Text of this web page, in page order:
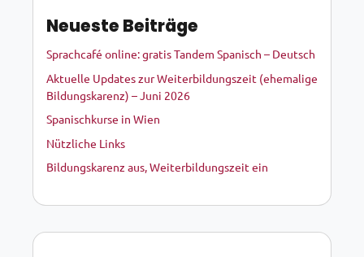
Neueste Beiträge
Sprachcafé online: gratis Tandem Spanisch – Deutsch
Aktuelle Updates zur Weiterbildungszeit (ehemalige
Bildungskarenz) – Juni 2026
Spanischkurse in Wien
Nützliche Links
Bildungskarenz aus, Weiterbildungszeit ein